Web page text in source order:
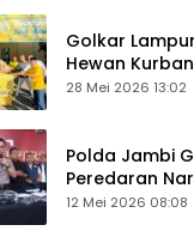
Golkar
Hewan
1447 Hijriah
28 Mei 2026 13:02
Polda Jambi
Peredaran
Miliar, Empat
12 Mei 2026 08:08